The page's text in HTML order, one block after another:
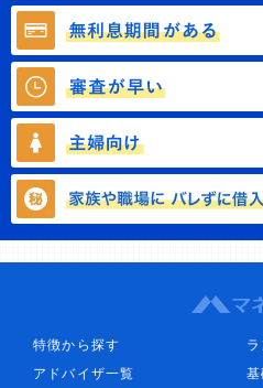
特徴から探す
アドバイザ一覧